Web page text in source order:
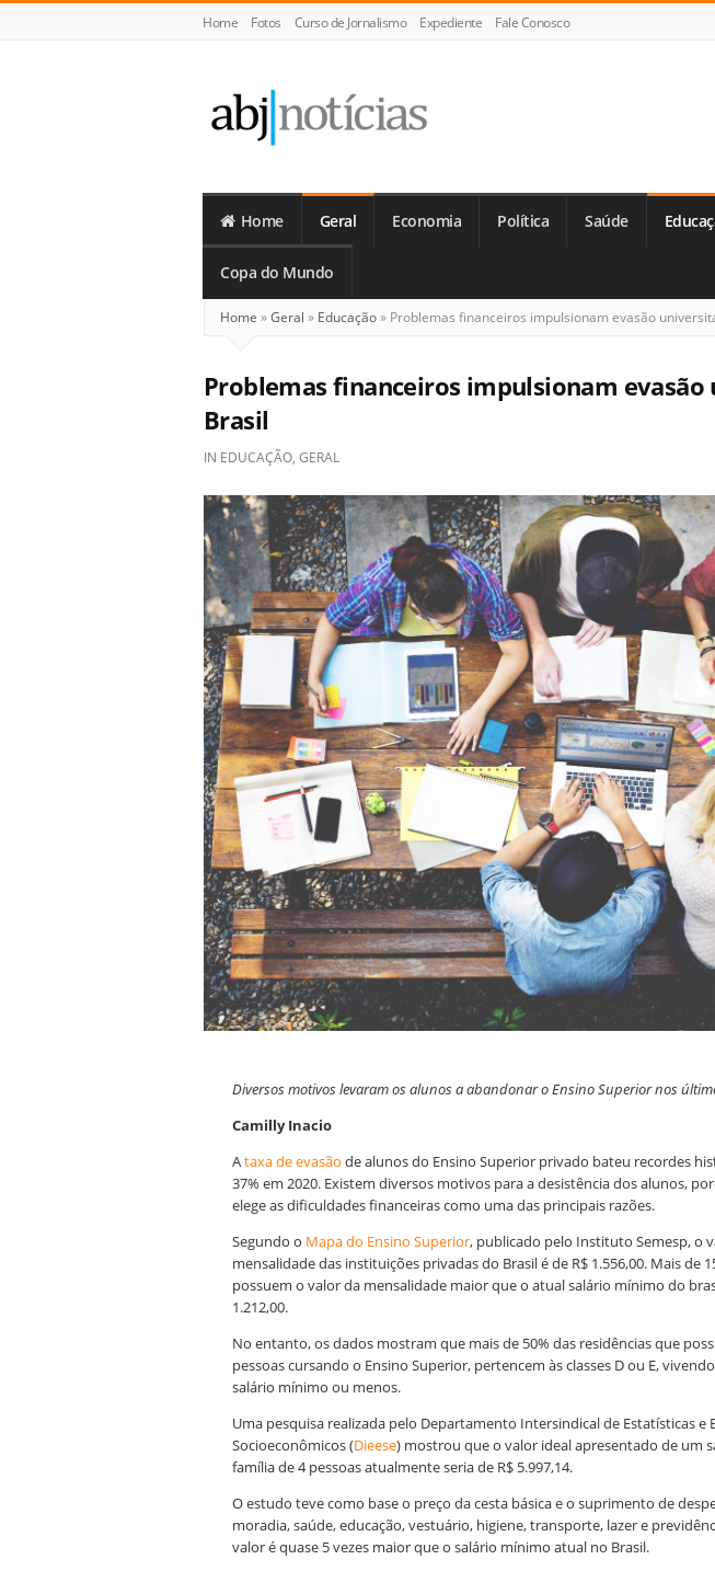
Home Fotos Curso de Jornalismo Expediente Fale Conosco
Notícias
Home Geral Economia Política Saúde
Copa do Mundo
Home »Geral » Educação» Problemas financeiros impulsionam evasão
Problemas financeiros impulsionam
Brasil
IN EDUCAÇÃO, GERAL
Diversos motivos levaram os alunos a abandonar o Ensino Superior nos
Camilly Inacio
Ataxa de evasão de alunos do Ensino Superior privado bateu recordes
37% em 2020. Existem diversos motivos para a desistência dos alunos,
elege as dificuldades financeiras como uma das principais razões.
Segundo o Mapa do Ensino Superior, publicado pelo Instituto Semesp, o
mensalidade das instituições privadas do Brasil é de R$ 1.556,00. Mais de
possuem o valor da mensalidade maior que o atual salário mínimo do
1.212,00.
No entanto, os dados mostram que mais de 50% das residências que
pessoas cursando o Ensino Superior, pertencem às classes D ou E,
salário mínimo ou menos.
Uma pesquisa realizada pelo Departamento Intersindical de Estatísticas e
Socioeconômicos (Dieese) mostrou que o valor ideal apresentado de um
família de 4 pessoas atualmente seria de R$ 5.997,14.
O estudo teve como base o preço da cesta básica e o suprimento de
moradia, saúde, educação, vestuário, higiene, transporte, lazer e
valor é quase 5 vezes maior que o salário mínimo atual no Brasil.